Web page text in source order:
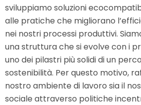
sviluppiamo soluzioni
alle pratiche che migliorano
nei nostri processi produttivi.
una struttura che si evolve con i
uno dei pilastri più solidi di un
sostenibilità. Per questo motivo,
nostro ambiente di lavoro sia il
sociale attraverso politiche